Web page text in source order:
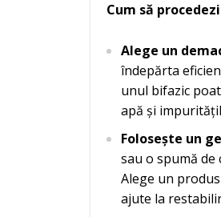
Cum să
Alege un
îndepărta
unul bifazic
apă și
Folosește un
sau o spumă
Alege un
ajute la